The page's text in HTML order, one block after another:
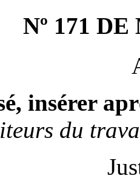
Nº 171
insérer
du